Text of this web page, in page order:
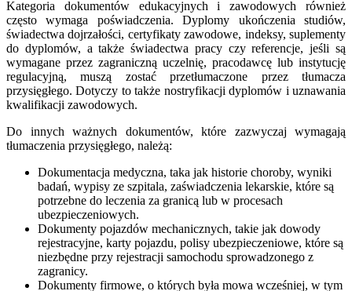
Kategoria dokumentów edukacyjnych i zawodowych również
często wymaga poświadczenia. Dyplomy ukończenia studiów,
świadectwa dojrzałości, certyfikaty zawodowe, indeksy, suplementy
do dyplomów, a także świadectwa pracy czy referencje, jeśli są
wymagane przez zagraniczną uczelnię, pracodawcę lub instytucję
regulacyjną, muszą zostać przetłumaczone przez tłumacza
przysięgłego. Dotyczy to także nostryfikacji dyplomów i uznawania
kwalifikacji zawodowych.
Do innych ważnych dokumentów, które zazwyczaj wymagają
tłumaczenia przysięgłego, należą:
Dokumentacja medyczna, taka jak historie choroby, wyniki
badań, wypisy ze szpitala, zaświadczenia lekarskie, które są
potrzebne do leczenia za granicą lub w procesach
ubezpieczeniowych.
Dokumenty pojazdów mechanicznych, takie jak dowody
rejestracyjne, karty pojazdu, polisy ubezpieczeniowe, które są
niezbędne przy rejestracji samochodu sprowadzonego z
zagranicy.
Dokumenty firmowe, o których była mowa wcześniej, w tym